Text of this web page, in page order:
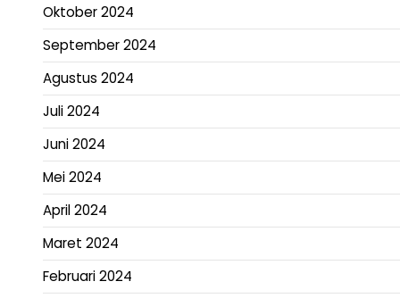
Oktober 2024
September 2024
Agustus 2024
Juli 2024
Juni 2024
Mei 2024
April 2024
Maret 2024
Februari 2024